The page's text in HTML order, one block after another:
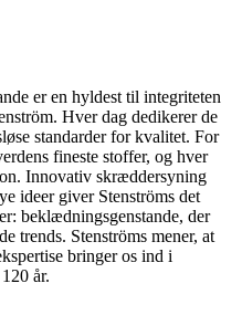
er en hyldest til integriteten
Hver dag dedikerer de
standarder for kvalitet. For
fineste stoffer, og hver
Innovativ skræddersyning
ideer giver Stenströms det
beklædningsgenstande, der
trends. Stenströms mener, ​​at
bringer os ind i
år.